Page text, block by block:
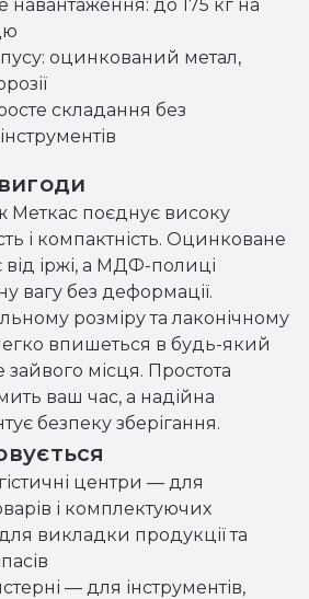
навантаження: до 175 кг на
оцинкований метал,
складання без
Меткас поєднує високу
і компактність. Оцинковане
іржі, а МДФ-полиці
вагу без деформації.
розміру та лаконічному
впишеться в будь-який
зайвого місця. Простота
ваш час, а надійна
безпеку зберігання.
центри — для
і комплектуючих
викладки продукції та
— для інструментів,